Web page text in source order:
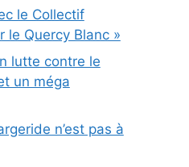
le Collectif
le Quercy Blanc »
lutte contre le
un méga
n’est pas à